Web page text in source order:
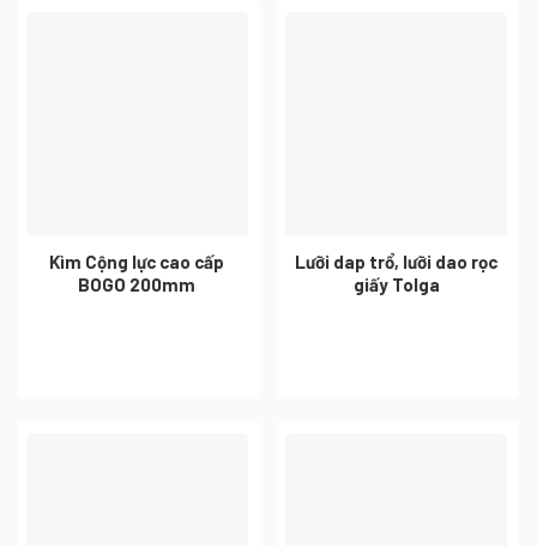
Kìm Cộng lực cao cấp
BOGO 200mm
Lưỡi dap trổ, lưỡi dao rọc
giấy Tolga